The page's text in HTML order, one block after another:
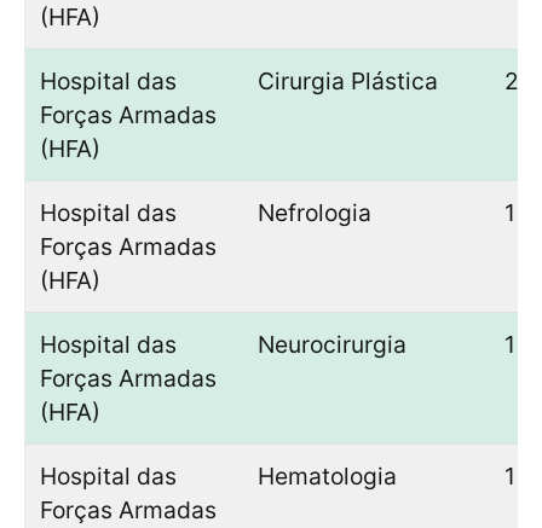
(HFA)
Hospital das
Forças Armadas
(HFA)
Cirurgia Plástica 2
Hospital das
Forças Armadas
(HFA)
Nefrologia 1
Hospital das
Forças Armadas
(HFA)
Neurocirurgia 1
Hospital das
Forças Armadas
Hematologia 1